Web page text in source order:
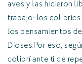
aves y las hicieron
trabajo: los colibríes
los pensamientos
Dioses.Por eso,
colibrí ante ti de